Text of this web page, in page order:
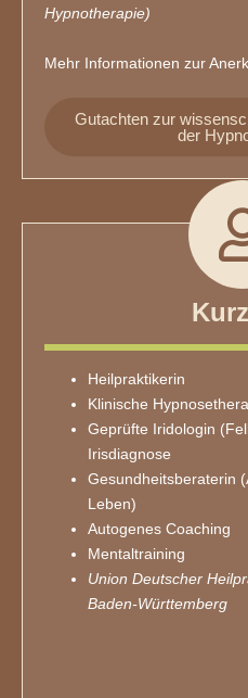
Hypnotherapie)
Mehr Informationen zur
Gutachten zur
der
Heilpraktikerin
Klinische
Geprüfte Iridologin
Irisdiagnose
Gesundheitsberaterin
Leben)
Autogenes Coaching
Mentaltraining
Union Deutscher
Baden-Württemberg